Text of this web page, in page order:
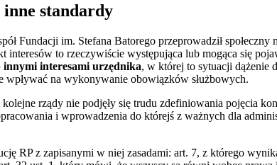
standardy
Fundacji im. Stefana Batorego przeprowadził
interesów to rzeczywiście występująca lub mogąca się
interesami urzędnika, w której to sytuacji dążenie
na wykonywanie obowiązków służbowych.
rządy nie podjęły się trudu zdefiniowania pojęcia
i wprowadzenia do którejś z ważnych dla
RP z zapisanymi w niej zasadami: art. 7, z którego